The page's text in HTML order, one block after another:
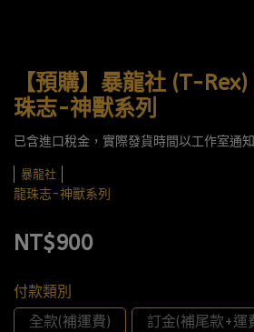
【預購】暴龍社 (T-
珠志-神獸系列
已含進口稅金，實際發貨時間以工作室通
暴龍社
龍珠志-神獸系列
NT$900
付款類別
全款(補運費)
訂金(補尾款+運